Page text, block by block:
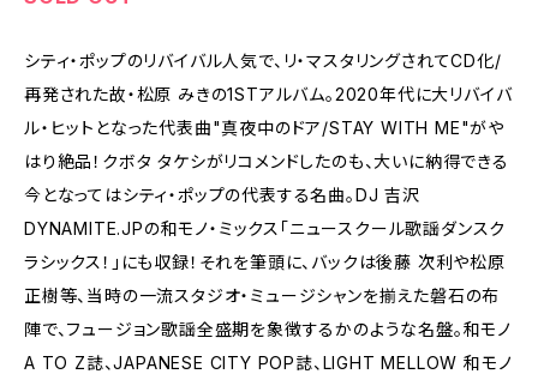
シティ・ポップのリバイバル人気で、リ・マスタリングされてCD化/
再発された故・松原 みきの1STアルバム。2020年代に大リバイバ
ル・ヒットとなった代表曲"真夜中のドア/STAY WITH ME"がや
はり絶品！クボタ タケシがリコメンドしたのも、大いに納得できる
今となってはシティ・ポップの代表する名曲。DJ 吉沢
DYNAMITE.JPの和モノ・ミックス「ニュースクール歌謡ダンスク
ラシックス！」にも収録！それを筆頭に、バックは後藤 次利や松原
正樹等、当時の一流スタジオ・ミュージシャンを揃えた磐石の布
陣で、フュージョン歌謡全盛期を象徴するかのような名盤。和モノ
A TO Z誌、JAPANESE CITY POP誌、LIGHT MELLOW 和モノ